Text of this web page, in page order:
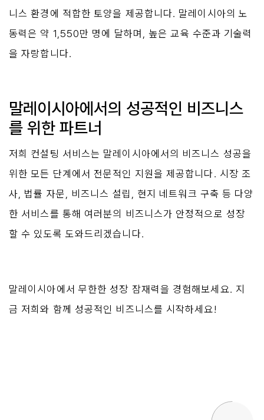
니스 환경에 적합한 토양을 제공합니다. 말레이시아의 노
동력은 약 1,550만 명에 달하며, 높은 교육 수준과 기술력
을 자랑합니다.
말레이시아에서의 성공적인 비즈니스
를 위한 파트너
저희 컨설팅 서비스는 말레이시아에서의 비즈니스 성공을
위한 모든 단계에서 전문적인 지원을 제공합니다. 시장 조
사, 법률 자문, 비즈니스 설립, 현지 네트워크 구축 등 다양
한 서비스를 통해 여러분의 비즈니스가 안정적으로 성장
할 수 있도록 도와드리겠습니다.
말레이시아에서 무한한 성장 잠재력을 경험해보세요. 지
금 저희와 함께 성공적인 비즈니스를 시작하세요!